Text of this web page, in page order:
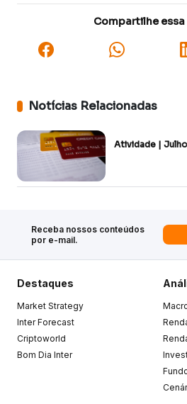
Compartilhe
Notícias Relacionadas
Atividade |
Receba nossos conteúdos
por e-mail.
Destaques
Market Strategy
Inter Forecast
Criptoworld
Bom Dia Inter